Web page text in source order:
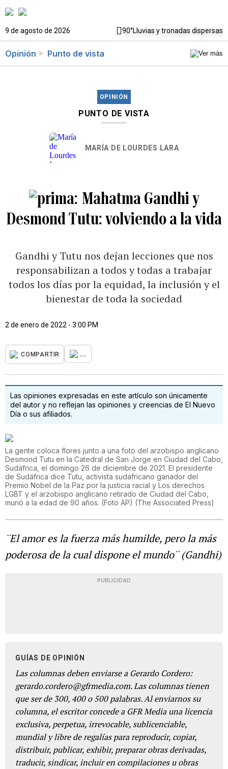
9 de agosto de 2026 90°Lluvias y tronadas dispersas
Opinión Punto de vista
OPINIÓN
PUNTO DE VISTA
MARÍA DE LOURDES LARA
Mahatma Gandhi y
Desmond Tutu: volviendo a la vida
Gandhi y Tutu nos dejan lecciones que nos
responsabilizan a todos y todas a trabajar
todos los días por la equidad, la inclusión y el
bienestar de toda la sociedad
2 de enero de 2022 - 3:00 PM
COMPARTIR ...
Las opiniones expresadas en este artículo son únicamente
del autor y no reflejan las opiniones y creencias de El Nuevo
Día o sus afiliados.
La gente coloca flores junto a una foto del arzobispo anglicano
Desmond Tutu en la Catedral de San Jorge en Ciudad del Cabo,
Sudáfrica, el domingo 26 de diciembre de 2021. El presidente
de Sudáfrica dice Tutu, activista sudafricano ganador del
Premio Nobel de la Paz por la justicia racial y Los derechos
LGBT y el arzobispo anglicano retirado de Ciudad del Cabo,
murió a la edad de 90 años. (Foto AP) (The Associated Press)
¨El amor es la fuerza más humilde, pero la más
poderosa de la cual dispone el mundo¨ (Gandhi)
PUBLICIDAD
GUÍAS DE OPINIÓN
Las columnas deben enviarse a Gerardo Cordero:
gerardo.cordero@gfrmedia.com. Las columnas tienen
que ser de 300, 400 o 500 palabras. Al enviarnos su
columna, el escritor concede a GFR Media una licencia
exclusiva, perpetua, irrevocable, sublicenciable,
mundial y libre de regalías para reproducir, copiar,
distribuir, publicar, exhibir, preparar obras derivadas,
traducir, sindicar, incluir en compilaciones u obras